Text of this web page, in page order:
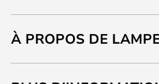
À PROPOS DE